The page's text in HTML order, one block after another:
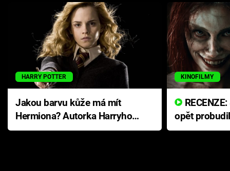
HARRY POTTER
Jakou barvu kůže má mít
Hermiona? Autorka Harryho
Pottera přišla s ráznou
KINOFILMY
opět
přichází s